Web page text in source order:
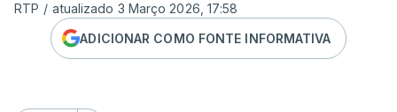
RTP / atualizado 3 Março 2026, 17:58
ADICIONAR COMO FONTE INFORMATIVA